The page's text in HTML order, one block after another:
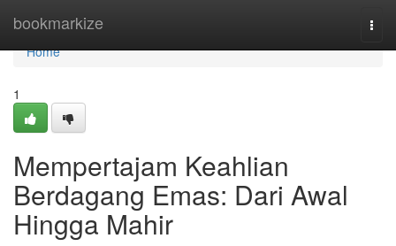
bookmarkize
Home
Home
1
Mempertajam Keahlian
Berdagang Emas: Dari Awal
Hingga Mahir